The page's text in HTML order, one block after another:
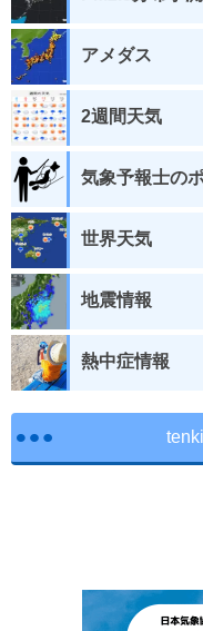
アメダス
2週間天気
気象予報士の
世界天気
地震情報
熱中症情報